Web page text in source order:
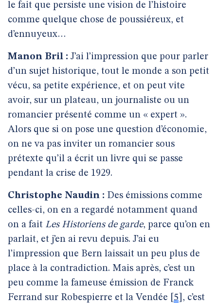
le fait que persiste une vision de l’histoire
comme quelque chose de poussiéreux, et
d’ennuyeux…
Manon Bril : J’ai l’impression que pour parler
d’un sujet historique, tout le monde a son petit
vécu, sa petite expérience, et on peut vite
avoir, sur un plateau, un journaliste ou un
romancier présenté comme un « expert ».
Alors que si on pose une question d’économie,
on ne va pas inviter un romancier sous
prétexte qu’il a écrit un livre qui se passe
pendant la crise de 1929.
Christophe Naudin : Des émissions comme
celles-ci, on en a regardé notamment quand
on a fait Les Historiens de garde, parce qu’on en
parlait, et j’en ai revu depuis. J’ai eu
l’impression que Bern laissait un peu plus de
place à la contradiction. Mais après, c’est un
peu comme la fameuse émission de Franck
Ferrand sur Robespierre et la Vendée
5 , c’est